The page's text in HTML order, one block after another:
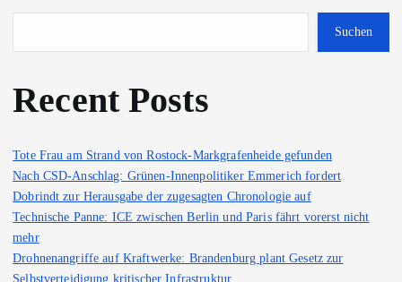
Suchen
Recent Posts
Tote Frau am Strand von Rostock-Markgrafenheide gefunden
Nach CSD-Anschlag: Grünen-Innenpolitiker Emmerich fordert
Dobrindt zur Herausgabe der zugesagten Chronologie auf
Technische Panne: ICE zwischen Berlin und Paris fährt vorerst nicht
mehr
Drohnenangriffe auf Kraftwerke: Brandenburg plant Gesetz zur
Selbstverteidigung kritischer Infrastruktur